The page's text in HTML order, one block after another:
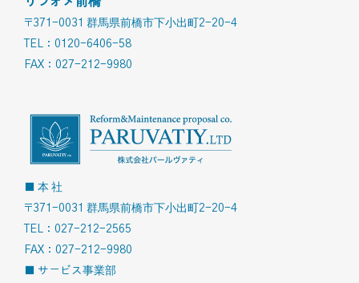
〒371-0031 群馬県前橋市下小出町2-20-4
TEL：0120-6406-58
FAX：027-212-9980
■ 本 社
〒371-0031 群馬県前橋市下小出町2-20-4
TEL：027-212-2565
FAX：027-212-9980
■ サービス事業部